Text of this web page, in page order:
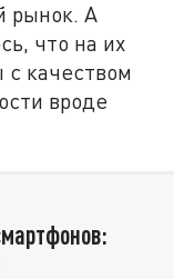
рынок. А
что на их
качеством
вроде